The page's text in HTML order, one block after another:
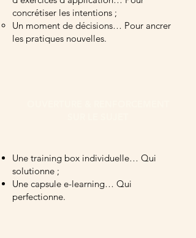
concrétiser les intentions ;
Un moment de décisions… Pour ancrer
les pratiques nouvelles.
Une training box individuelle… Qui
solutionne ;
Une capsule e-learning… Qui
perfectionne.